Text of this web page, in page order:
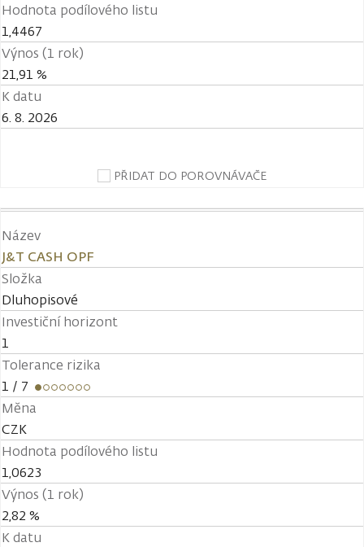
Hodnota podílového listu
1,4467
Výnos (1 rok)
21,91 %
K datu
6. 8. 2026
PŘIDAT DO POROVNÁVAČE
Název
J&T CASH OPF
Složka
Dluhopisové
Investiční horizont
1
Tolerance rizika
1 / 7
Měna
CZK
Hodnota podílového listu
1,0623
Výnos (1 rok)
2,82 %
K datu